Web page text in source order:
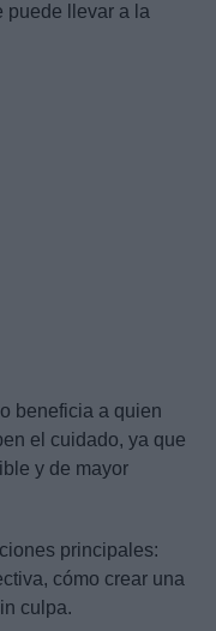
puede llevar a la
beneficia a quien
el cuidado, ya que
y de mayor
principales:
cómo crear una
culpa.